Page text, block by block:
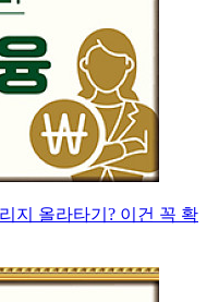
지 올라타기? 이건 꼭 확